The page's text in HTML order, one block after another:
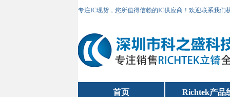
专注IC现货，您所值得信赖的IC供应商！欢迎联系我们
首页 Richtek产品